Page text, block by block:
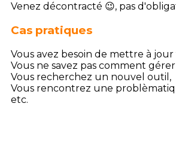
Venez décontracté 😉, pas
Cas pratiques
Vous avez besoin de mettre à jour
Vous ne savez pas comment
Vous recherchez un nouvel outil,
Vous rencontrez une
etc.